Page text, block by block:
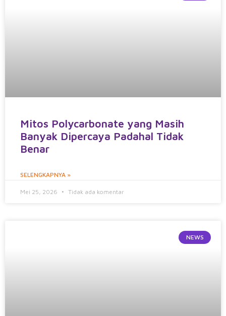
Mitos Polycarbonate yang Masih
Banyak Dipercaya Padahal Tidak
Benar
SELENGKAPNYA »
Mei 25, 2026 Tidak ada komentar
NEWS